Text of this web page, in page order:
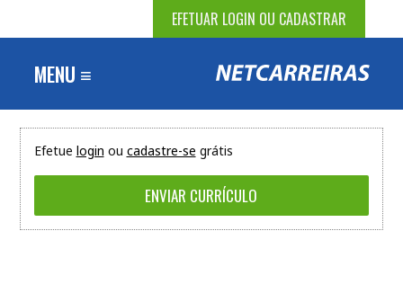
EFETUAR LOGIN OU CADASTRAR
MENU ≡
Efetue login ou cadastre-se grátis